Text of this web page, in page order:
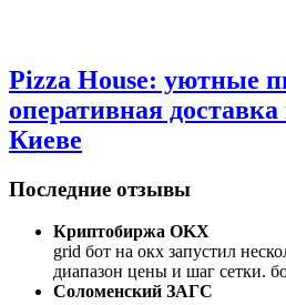
Pizza House: уютные
оперативная
Киеве
Последние отзывы
Криптобиржа OKX
grid бот на окх запустил
диапазон цены и шаг сетки.
Соломенский ЗАГС